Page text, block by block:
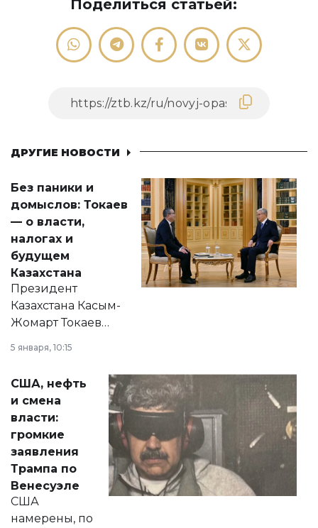
Поделиться статьей:
ДРУГИЕ НОВОСТИ
Без паники и
домыслов: Токаев
— о власти,
налогах и
будущем
Казахстана
Президент
Казахстана Касым-
Жомарт Токаев
сразу несколько
актуальных тем —
от слухов о
политических
реформах до
вопросов армии,
экономики и
личного здоровья.
5 января, 10:15
США, нефть
и смена
власти:
громкие
заявления
Трампа по
Венесуэле
США
намерены, по